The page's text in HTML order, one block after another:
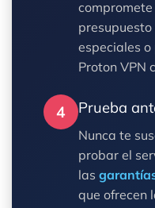
especiales
Proton VPN
4 Prueba
Nunca te
probar el
las
que ofrecen